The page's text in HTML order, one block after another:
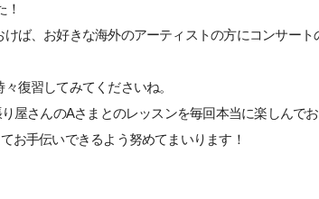
！
ば、お好きな海外のアーティストの方にコンサー
復習してみてくださいね。
屋さんのAさまとのレッスンを毎回本当に楽しんでお
お手伝いできるよう努めてまいります！